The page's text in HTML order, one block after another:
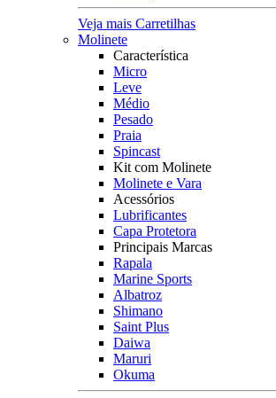
Veja mais Carretilhas
Molinete
Característica
Micro
Leve
Médio
Pesado
Praia
Spincast
Kit com Molinete
Molinete e Vara
Acessórios
Lubrificantes
Capa Protetora
Principais Marcas
Rapala
Marine Sports
Albatroz
Shimano
Saint Plus
Daiwa
Maruri
Okuma